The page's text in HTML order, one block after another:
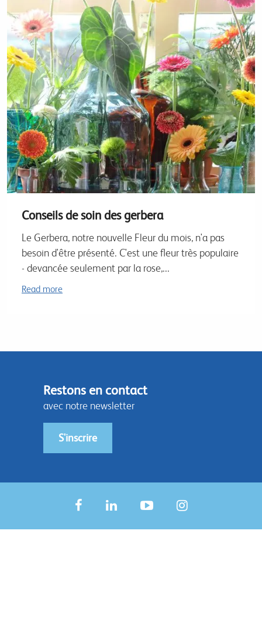
Conseils de soin des gerbera
Le Gerbera, notre nouvelle Fleur du mois, n'a pas
besoin d'être présenté. C'est une fleur très populaire
- devancée seulement par la rose,...
Read more
Restons en contact
avec notre newsletter
S'inscrire